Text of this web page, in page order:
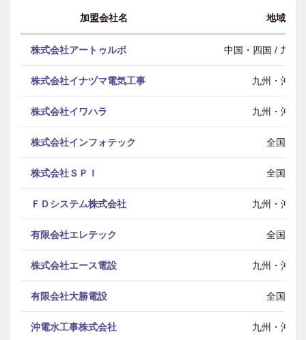
加盟会社名 地域
株式会社アートゥルボ 中国・四国 / 九州
株式会社イナヅマ電気工事 九州・沖縄
株式会社イワハラ 九州・沖縄
株式会社インフォテック 全国
株式会社ＳＰＩ 全国
ＦＤシステム株式会社 九州・沖縄
有限会社エレテック 全国
株式会社エース電設 九州・沖縄
有限会社大勝電設 全国
沖電水工事株式会社 九州・沖縄